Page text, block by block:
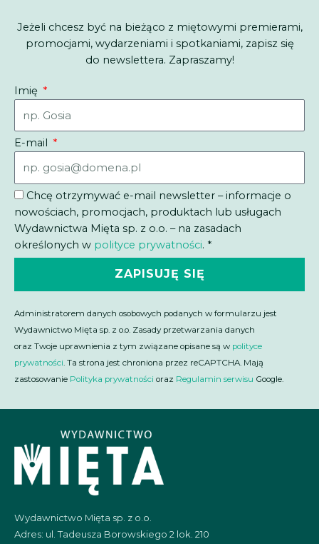
na
stronie
produktu
Jeżeli chcesz być na bieżąco z miętowymi premierami,
promocjami, wydarzeniami i spotkaniami, zapisz się
do newslettera. Zapraszamy!
Imię
E-mail
Chcę otrzymywać e-mail newsletter – informacje o
nowościach, promocjach, produktach lub usługach
Wydawnictwa Mięta sp. z o.o. – na zasadach
określonych w polityce prywatności. *
ZAPISUJĘ SIĘ
Administratorem danych osobowych podanych w formularzu jest
Wydawnictwo Mięta sp. z o.o. Zasady przetwarzania danych
oraz Twoje uprawnienia z tym związane opisane są w polityce
prywatności . Ta strona jest chroniona przez reCAPTCHA. Mają
zastosowanie Polityka prywatności oraz Regulamin serwisu Google.
Wydawnictwo Mięta sp. z o.o.
Adres: ul. Tadeusza Borowskiego 2 lok. 210